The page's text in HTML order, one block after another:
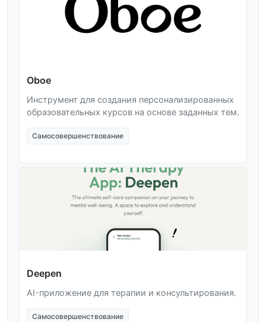
Oboe
Инструмент для создания персонализированных
образовательных курсов на основе заданных тем.
Самосовершенствование
Deepen
AI-приложение для терапии и консультирования.
Самосовершенствование